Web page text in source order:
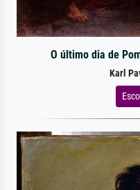
O último dia de
Karl